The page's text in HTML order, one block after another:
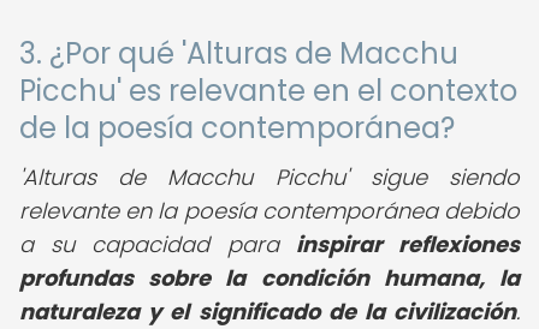
3. ¿Por qué 'Alturas de Macchu
Picchu' es relevante en el contexto
de la poesía contemporánea?
'Alturas de Macchu Picchu' sigue siendo
relevante en la poesía contemporánea debido
a su capacidad para inspirar reflexiones
profundas sobre la condición humana, la
naturaleza y el significado de la civilización.